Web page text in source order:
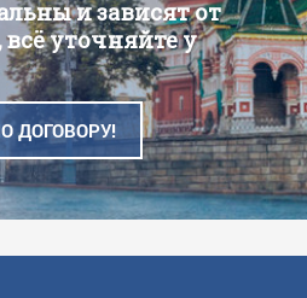
и зависят от
уточняйте у
ДОГОВОРУ!